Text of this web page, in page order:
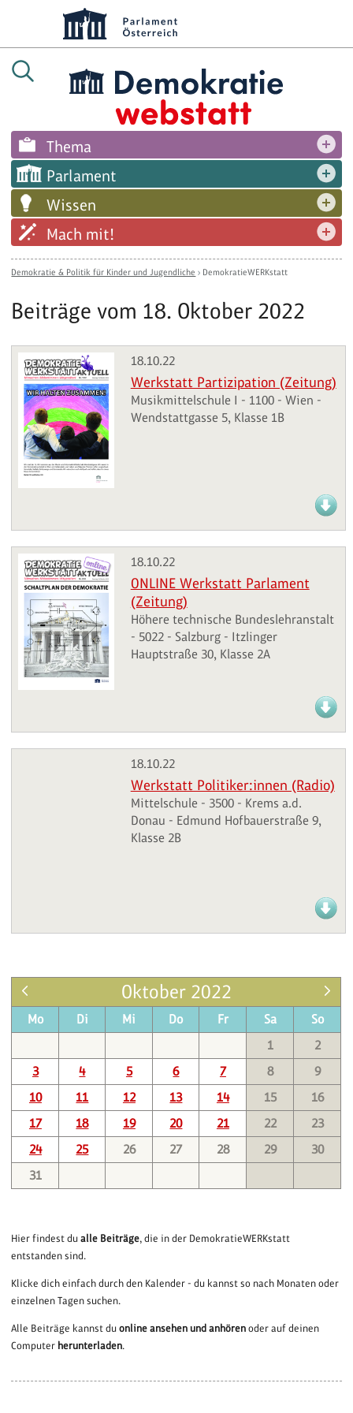
Thema
Parlament
Wissen
Mach mit!
Demokratie & Politik für Kinder und Jugendliche › DemokratieWERKstatt
Beiträge vom 18. Oktober 2022
18.10.22
Werkstatt Partizipation (Zeitung)
Musikmittelschule I - 1100 - Wien -
Wendstattgasse 5, Klasse 1B
18.10.22
ONLINE Werkstatt Parlament
(Zeitung)
Höhere technische Bundeslehranstalt
- 5022 - Salzburg - Itzlinger
Hauptstraße 30, Klasse 2A
18.10.22
Werkstatt Politiker:innen (Radio)
Mittelschule - 3500 - Krems a.d.
Donau - Edmund Hofbauerstraße 9,
Klasse 2B
Oktober 2022
Mo Di Mi Do Fr Sa
So
1
2
3
4 5 6 7 8
9
10
11 12 13 14 15
16
17
18 19 20 21 22
23
24
25 26 27 28 29
30
31
Hier findest dualle Beiträge, die in der DemokratieWERKstatt
entstanden sind.
Klicke dich einfach durch den Kalender - du kannst so nach Monaten oder
einzelnen Tagen suchen.
Alle Beiträge kannst duonline ansehen und anhören oder auf deinen
Computer herunterladen.